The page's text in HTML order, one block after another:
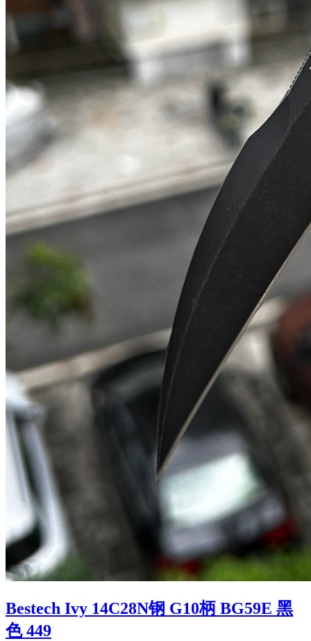
Bestech Ivy 14C28N钢 G10柄 BG59E 黑
色 449